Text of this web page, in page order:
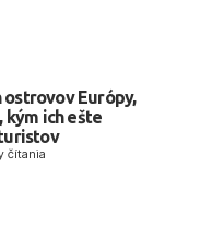
ostrovov Európy,
ich ešte
čítania